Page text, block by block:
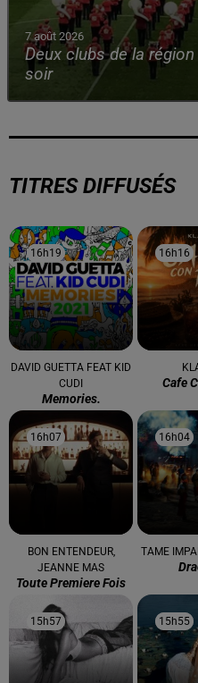
7 août 2026
Deux clubs de la
soir
TITRES DIFFUSÉS
16h19
16h19
DAVID GUETTA FEAT KID
CUDI
Memories.
16h16
16h16
Cafe
16h07
16h07
BON ENTENDEUR,
JEANNE MAS
Toute Premiere Fois
16h04
16h04
TAME
15h57
15h57 15h55
15h55